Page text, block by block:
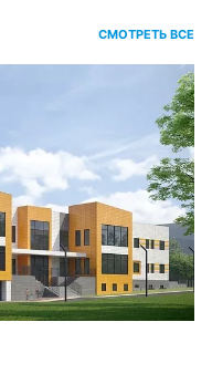
СМОТРЕТЬ ВСЕ